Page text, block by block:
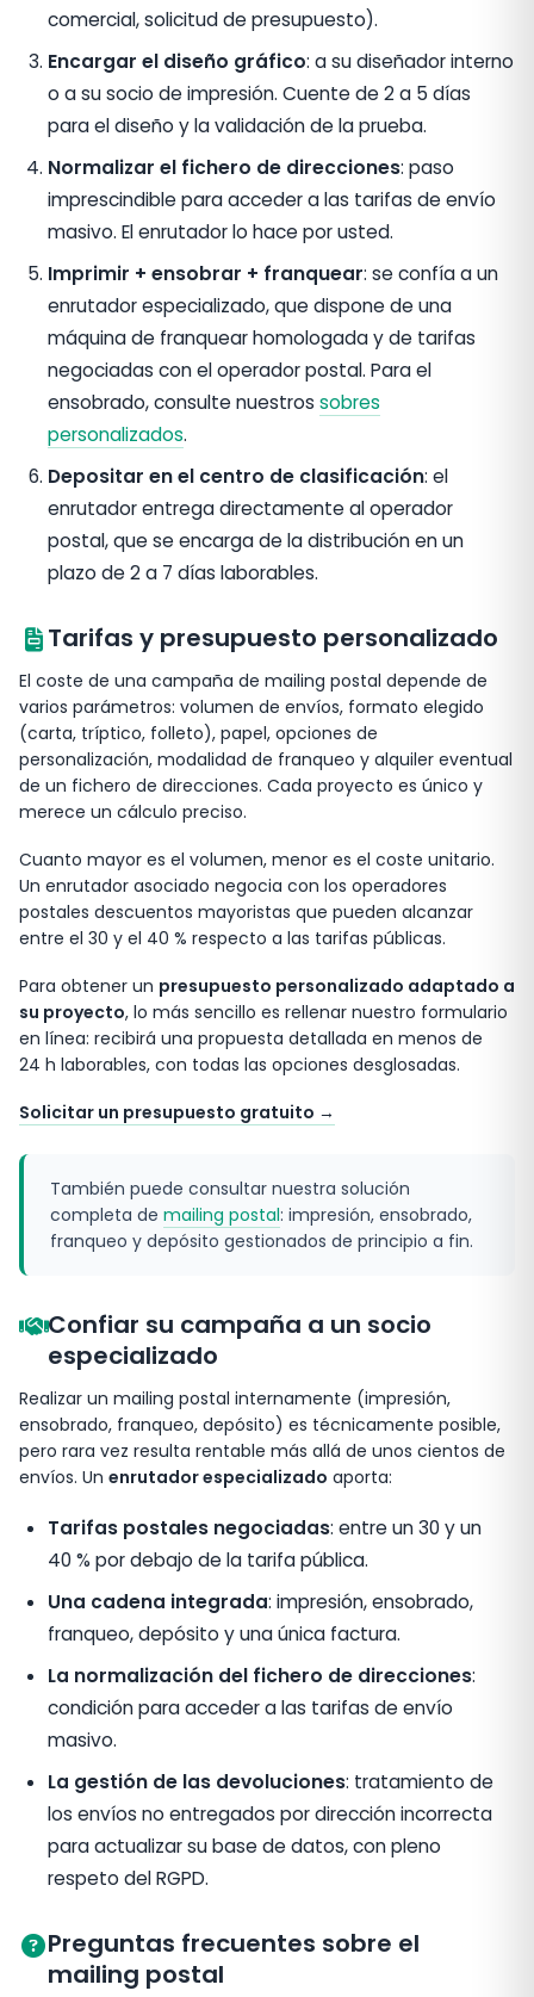
comercial, solicitud de presupuesto).
Encargar el diseño gráfico: a su diseñador interno
o a su socio de impresión. Cuente de 2 a 5 días
para el diseño y la validación de la prueba.
Normalizar el fichero de direcciones: paso
imprescindible para acceder a las tarifas de envío
masivo. El enrutador lo hace por usted.
Imprimir + ensobrar + franquear: se confía a un
enrutador especializado, que dispone de una
máquina de franquear homologada y de tarifas
negociadas con el operador postal. Para el
ensobrado, consulte nuestros sobres
personalizados.
Depositar en el centro de clasificación: el
enrutador entrega directamente al operador
postal, que se encarga de la distribución en un
plazo de 2 a 7 días laborables.
Tarifas y presupuesto personalizado
El coste de una campaña de mailing postal depende de
varios parámetros: volumen de envíos, formato elegido
(carta, tríptico, folleto), papel, opciones de
personalización, modalidad de franqueo y alquiler eventual
de un fichero de direcciones. Cada proyecto es único y
merece un cálculo preciso.
Cuanto mayor es el volumen, menor es el coste unitario.
Un enrutador asociado negocia con los operadores
postales descuentos mayoristas que pueden alcanzar
entre el 30 y el 40 % respecto a las tarifas públicas.
Para obtener un presupuesto personalizado adaptado a
su proyecto, lo más sencillo es rellenar nuestro formulario
en línea: recibirá una propuesta detallada en menos de
24 h laborables, con todas las opciones desglosadas.
Solicitar un presupuesto gratuito →
También puede consultar nuestra solución
completa de mailing postal: impresión, ensobrado,
franqueo y depósito gestionados de principio a fin.
Confiar su campaña a un socio
especializado
Realizar un mailing postal internamente (impresión,
ensobrado, franqueo, depósito) es técnicamente posible,
pero rara vez resulta rentable más allá de unos cientos de
envíos. Un enrutador especializado aporta:
Tarifas postales negociadas: entre un 30 y un
40 % por debajo de la tarifa pública.
Una cadena integrada: impresión, ensobrado,
franqueo, depósito y una única factura.
La normalización del fichero de direcciones:
condición para acceder a las tarifas de envío
masivo.
La gestión de las devoluciones: tratamiento de
los envíos no entregados por dirección incorrecta
para actualizar su base de datos, con pleno
respeto del RGPD.
Preguntas frecuentes sobre el
mailing postal